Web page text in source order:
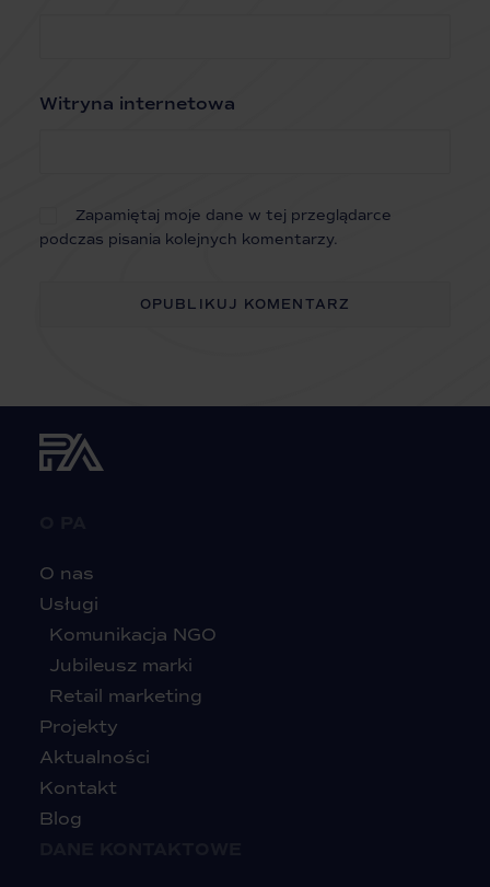
Witryna internetowa
Zapamiętaj moje dane w tej przeglądarce
podczas pisania kolejnych komentarzy.
O nas
Usługi
Komunikacja NGO
Jubileusz marki
Retail marketing
Projekty
Aktualności
Kontakt
Blog